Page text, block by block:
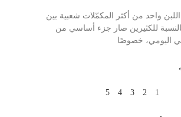
واحد من أكثر المكمّلات شعبية بين
للكثيرين صار جزء أساسي من
اليومي، خصوصًا
1
2
3
4
5